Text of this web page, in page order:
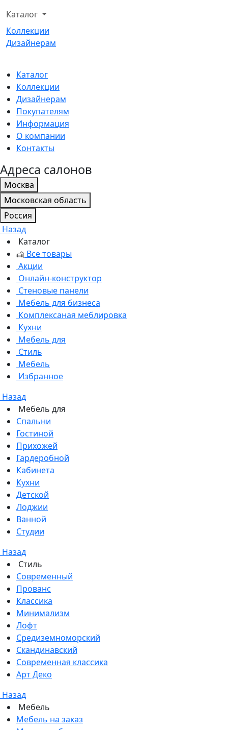
Каталог
Коллекции
Дизайнерам
Каталог
Коллекции
Дизайнерам
Покупателям
Информация
О компании
Контакты
Адреса салонов
Москва
Московская область
Россия
Назад
Каталог
Все товары
Акции
Онлайн-конструктор
Стеновые панели
Мебель для бизнеса
Комплексаная меблировка
Кухни
Мебель для
Стиль
Мебель
Избранное
Назад
Мебель для
Спальни
Гостиной
Прихожей
Гардеробной
Кабинета
Кухни
Детской
Лоджии
Ванной
Студии
Назад
Стиль
Современный
Прованс
Классика
Минимализм
Лофт
Средиземноморский
Скандинавский
Современная классика
Арт Деко
Назад
Мебель
Мебель на заказ